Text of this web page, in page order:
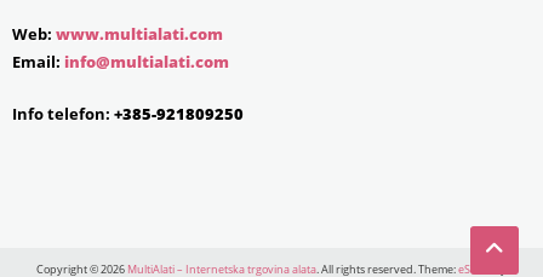
Web: www.multialati.com
Email: info@multialati.com
Info telefon: +385-921809250
Copyright © 2026 MultiAlati – Internetska trgovina alata. All rights reserved. Theme:eStore